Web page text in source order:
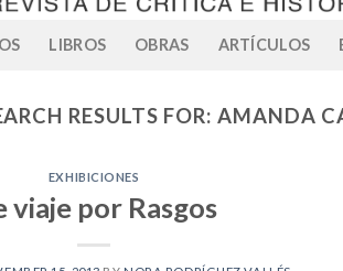
LIBROS OBRAS ARTÍCULOS
RESULTS FOR: AMANDA
EXHIBICIONES
viaje por Rasgos